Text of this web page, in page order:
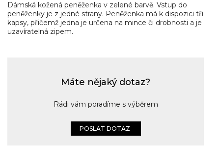
Dámská kožená peněženka v zelené barvě. Vstup do
peněženky je z jedné strany. Peněženka má k dispozici tři
kapsy, přičemž jedna je určena na mince či drobnosti a je
uzavíratelná zipem.
Máte nějaký dotaz?
Rádi vám poradíme s výběrem
POSLAT DOTAZ